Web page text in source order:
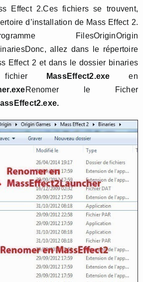
Effect 2.Ces fichiers se trouvent,
d’installation de Mass Effect 2.
FilesOriginOrigin
allez dans le répertoire
Effect 2 et dans le dossier binaries
fichier
MassEffect2.exe en
Renomer le Ficher